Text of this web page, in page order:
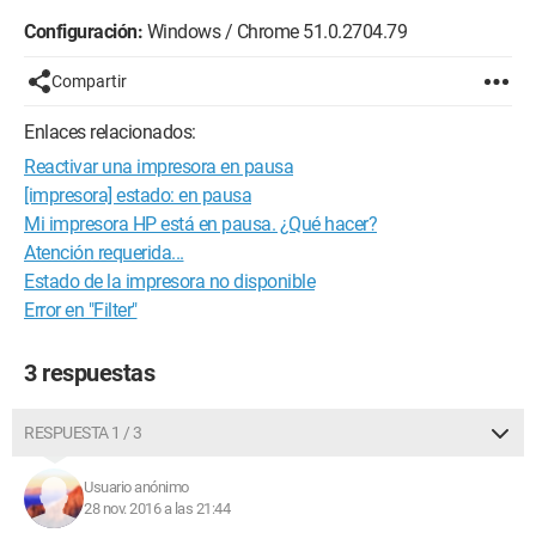
Configuración: Windows / Chrome 51.0.2704.79
Compartir
Enlaces relacionados:
Reactivar una impresora en pausa
[impresora] estado: en pausa
Mi impresora HP está en pausa. ¿Qué hacer?
Atención requerida...
Estado de la impresora no disponible
Error en "Filter"
3 respuestas
RESPUESTA 1 / 3
Usuario anónimo
28 nov. 2016 a las 21:44